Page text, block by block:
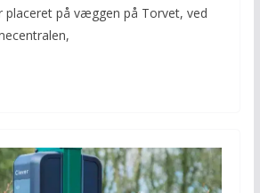
placeret på væggen på Torvet, ved